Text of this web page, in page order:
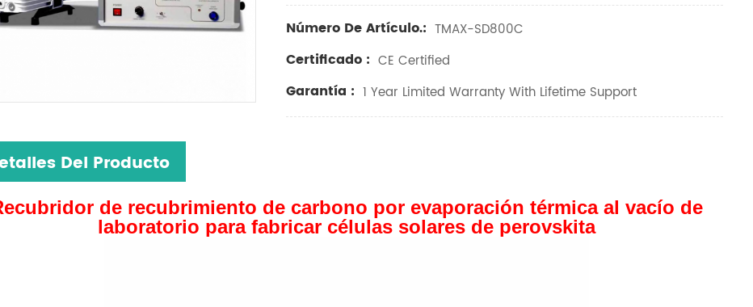
Número De Artículo.: TMAX-SD800C
Certificado : CE Certified
Garantía : 1 Year Limited Warranty With Lifetime Support
Del Producto
de recubrimiento de carbono por evaporación térmica al vacío de
laboratorio para fabricar células solares de perovskita